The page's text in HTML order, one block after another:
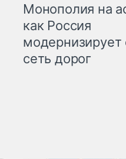
Монополия на
как Россия
сеть дорог